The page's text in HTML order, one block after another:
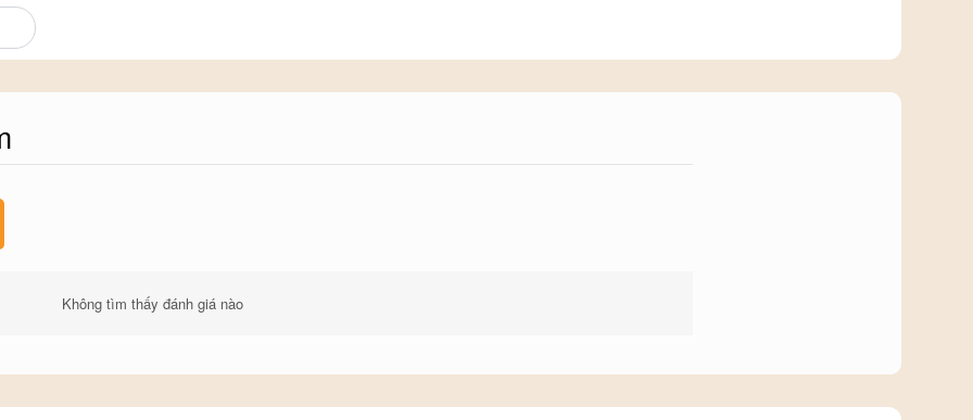
miễn dịch, phòng tránh các bệnh về
Không tìm thấy đánh giá nào